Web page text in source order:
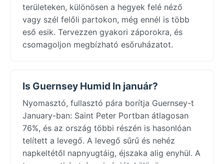
területeken, különösen a hegyek felé néző
vagy szél felőli partokon, még ennél is több
eső esik. Tervezzen gyakori záporokra, és
csomagoljon megbízható esőruházatot.
Is Guernsey Humid In január?
Nyomasztó, fullasztó pára borítja Guernsey-t
January-ban: Saint Peter Portban átlagosan
76%, és az ország többi részén is hasonlóan
telített a levegő. A levegő sűrű és nehéz
napkeltétől napnyugtáig, éjszaka alig enyhül. A